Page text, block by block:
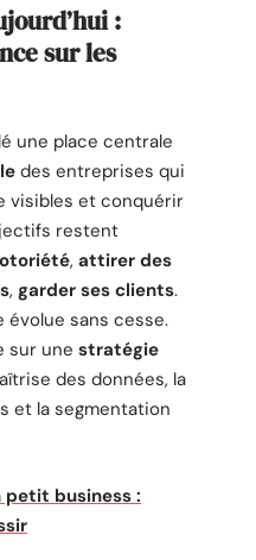
:
sur les
une place centrale
des entreprises qui
visibles et conquérir
restent
, attirer des
, garder ses clients.
évolue sans cesse.
sur une stratégie
des données, la
et la segmentation
petit business :